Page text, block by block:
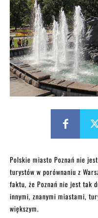
Polskie miasto Poznań nie
turystów w porównaniu z
faktu, że Poznań nie jest tak
innymi, znanymi miastami,
większym.